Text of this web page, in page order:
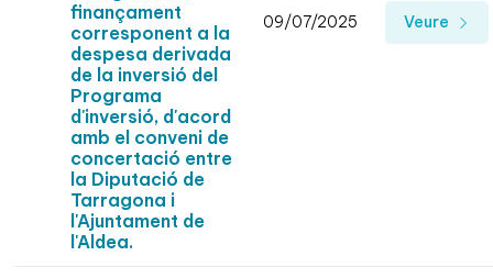
finançament
corresponent a la
despesa derivada
de la inversió del
Programa
d'inversió, d'acord
amb el conveni de
concertació entre
la Diputació de
Tarragona i
l'Ajuntament de
l'Aldea.
09/07/2025 Veure